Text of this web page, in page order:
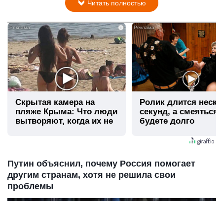
Читать полностью
i
Скрытая камера на
пляже Крыма: Что люди
вытворяют, когда их не
Ролик длится
секунд, а
будете долго
Путин объяснил, почему Россия помогает
другим странам, хотя не решила свои
проблемы